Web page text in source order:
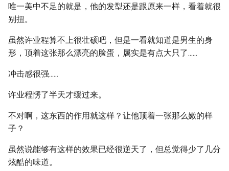
唯一美中不足的就是，他的发型还是跟原来一样，看着就很
别扭。
虽然许业程算不上很壮硕吧，但是一看就知道是男生的身
形，顶着这张那么漂亮的脸蛋，属实是有点大只了......
冲击感很强......
许业程愣了半天才缓过来。
不对啊，这东西的作用就这样？让他顶着一张那么嫩的样
子？
虽然说能够有这样的效果已经很逆天了，但总觉得少了几分
炫酷的味道。